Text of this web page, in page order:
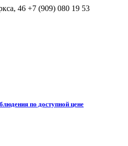
46 +7 (909) 080 19 53
по доступной цене